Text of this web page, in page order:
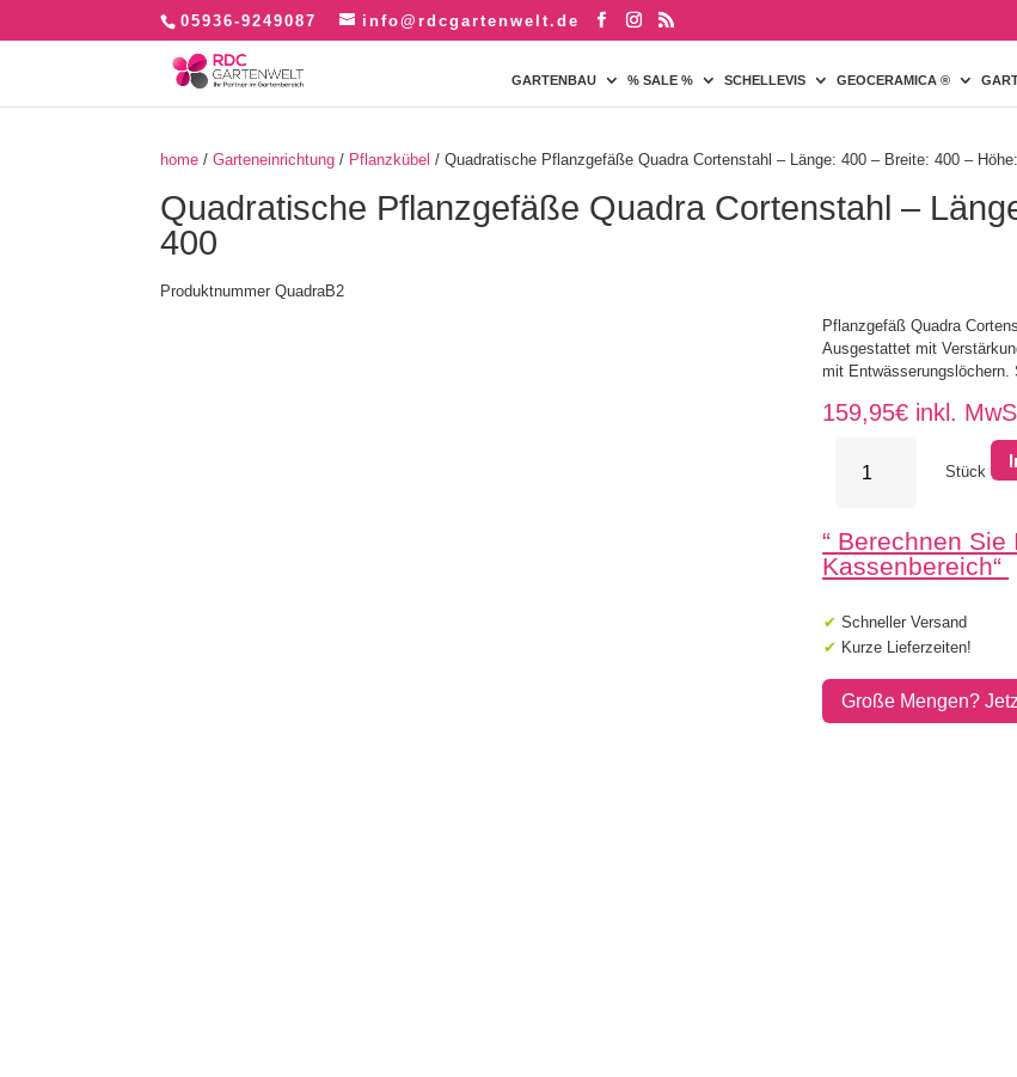
05936-9249087 info@rdcgartenwelt.de
GARTENBAU % SALE % SCHELLEVIS GEOCERAMICA ®
home /Garteneinrichtung / Pflanzkübel / Quadratische Pflanzgefäße Quadra Cortenstahl – Länge: 400 – Breite: 400 –
Quadratische Pflanzgefäße Quadra Cortenstahl –
400
Produktnummer QuadraB2
Pflanzgefäß Quadra
Ausgestattet mit
mit
159,95€ inkl.
Pflanzgefäße
Länge:
400
Breite:
400
Höhe:
400
Stück
“ Berechnen Sie
Kassenbereich“
✔Schneller Versand
✔ Kurze Lieferzeiten!
Große Mengen?